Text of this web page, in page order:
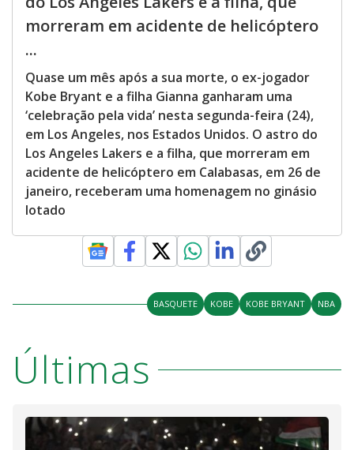
morreram em acidente de helicóptero
...
Quase um mês após a sua morte, o ex-jogador
Kobe Bryant e a filha Gianna ganharam uma
‘celebração pela vida’ nesta segunda-feira (24),
em Los Angeles, nos Estados Unidos. O astro do
Los Angeles Lakers e a filha, que morreram em
acidente de helicóptero em Calabasas, em 26 de
janeiro, receberam uma homenagem no ginásio
lotado
BASQUETE KOBE KOBE BRYANT NBA
Últimas